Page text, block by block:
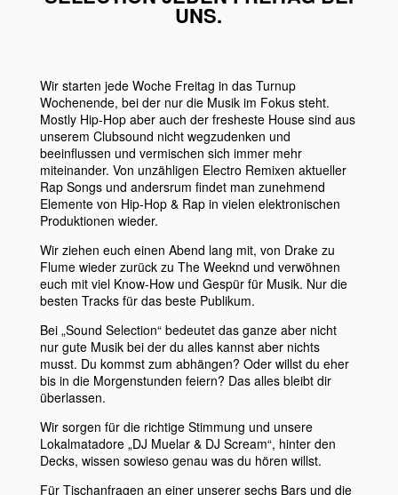
UNS.
Wir starten jede Woche Freitag in das Turnup
Wochenende, bei der nur die Musik im Fokus steht.
Mostly Hip-Hop aber auch der fresheste House sind aus
unserem Clubsound nicht wegzudenken und
beeinflussen und vermischen sich immer mehr
miteinander. Von unzähligen Electro Remixen aktueller
Rap Songs und andersrum findet man zunehmend
Elemente von Hip-Hop & Rap in vielen elektronischen
Produktionen wieder.
Wir ziehen euch einen Abend lang mit, von Drake zu
Flume wieder zurück zu The Weeknd und verwöhnen
euch mit viel Know-How und Gespür für Musik. Nur die
besten Tracks für das beste Publikum.
Bei „Sound Selection“ bedeutet das ganze aber nicht
nur gute Musik bei der du alles kannst aber nichts
musst. Du kommst zum abhängen? Oder willst du eher
bis in die Morgenstunden feiern? Das alles bleibt dir
überlassen.
Wir sorgen für die richtige Stimmung und unsere
Lokalmatadore „DJ Muelar & DJ Scream“, hinter den
Decks, wissen sowieso genau was du hören willst.
Für Tischanfragen an einer unserer sechs Bars und die